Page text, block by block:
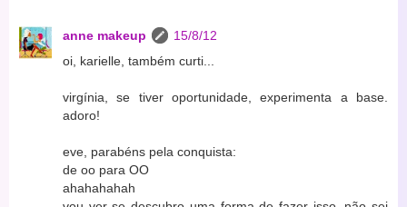
anne makeup
15/8/12
oi, karielle, também curti...
virgínia, se tiver oportunidade, experimenta a base.
adoro!
eve, parabéns pela conquista:
de oo para OO
ahahahahah